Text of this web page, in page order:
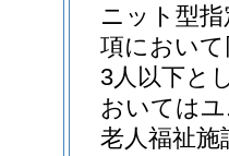
ニット型
項におい
3人以下と
おいては
老人福祉施